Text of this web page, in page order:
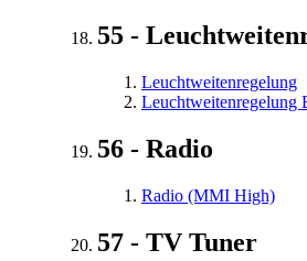
55 -
Leuchtweitenregelung
Leuchtweitenregelung
56 - Radio
Radio (MMI High)
57 - TV Tuner